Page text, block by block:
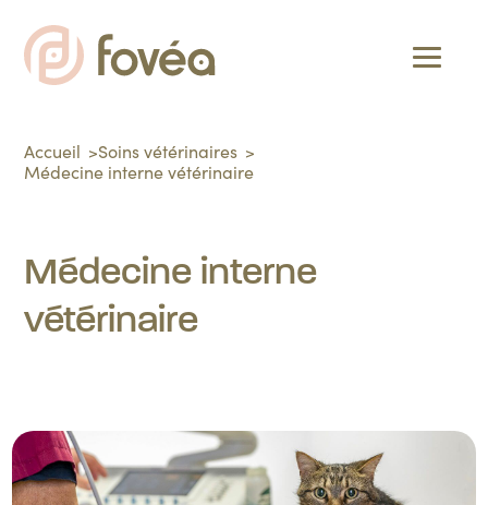
Accueil
Soins vétérinaires
Médecine interne vétérinaire
Médecine interne
vétérinaire